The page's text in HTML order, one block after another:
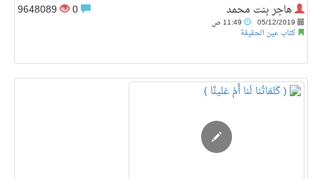
هاجر بنت محمد
05/12/2019
كتاب عين الحقيقة
9648089